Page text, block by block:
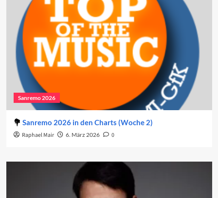
Sanremo 2026
Sanremo 2026 in den Charts (Woche 2)
Raphael Mair 6. März 2026 0